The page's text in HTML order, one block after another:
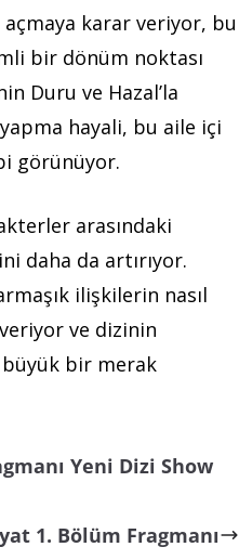
açmaya karar veriyor, bu
bir dönüm noktası
Duru ve Hazal’la
hayali, bu aile içi
görünüyor.
arasındaki
daha da artırıyor.
ilişkilerin nasıl
ve dizinin
bir merak
Yeni Dizi Show
1. Bölüm Fragmanı